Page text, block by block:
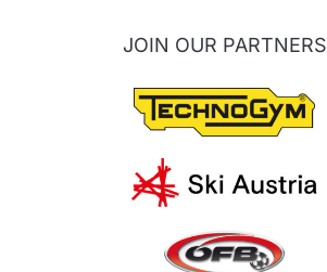
JOIN OUR PARTNERS